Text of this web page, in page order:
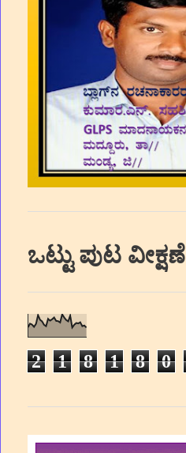
ಒಟ್ಟು ಪುಟ ವೀಕ್ಷಣೆ
2 1 8 1 8 0